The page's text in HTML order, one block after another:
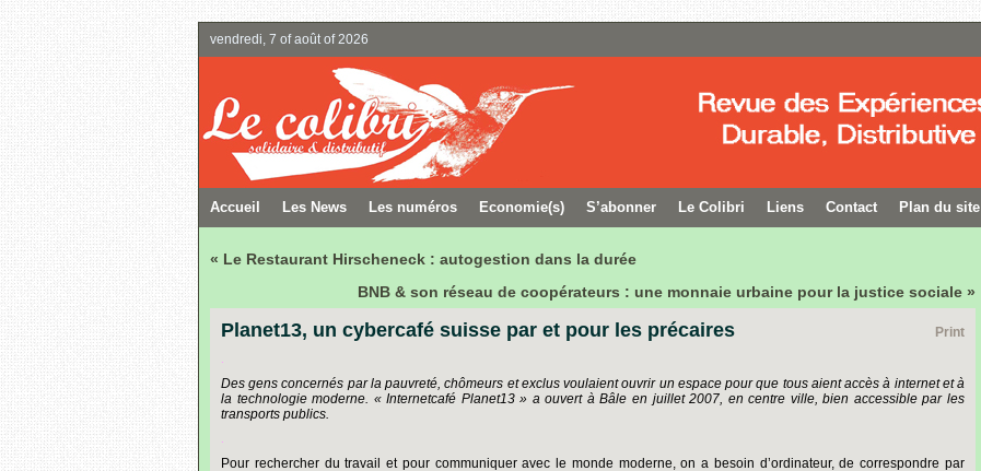
vendredi, 7 of août of 2026
Accueil Les News Les numéros Economie(s) S’abonner Le Colibri Liens Contact Plan du site
« Le Restaurant Hirscheneck : autogestion dans la durée
BNB & son réseau de coopérateurs : une monnaie urbaine pour la justice sociale »
Print
Planet13, un cybercafé suisse par et pour les précaires
Des gens concernés par la pauvreté, chômeurs et exclus voulaient ouvrir un espace pour que tous aient accès à internet et à
la technologie moderne. « Internetcafé Planet13 » a ouvert à Bâle en juillet 2007, en centre ville, bien accessible par les
transports publics.
Pour rechercher du travail et pour communiquer avec le monde moderne, on a besoin d’ordinateur, de correspondre par